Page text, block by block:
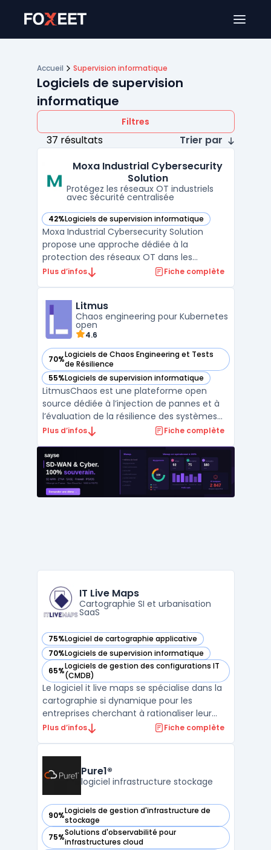
Accueil Supervision informatique
Logiciels de supervision
informatique
Filtres
37 résultats
Trier par
Moxa Industrial Cybersecurity
Solution
Protégez les réseaux OT industriels
avec sécurité centralisée
42%Logiciels de supervision informatique
— voir Moxa Industrial Cybersecurity Solution dans cette
Moxa Industrial Cybersecurity Solution
propose une approche dédiée à la
protection des réseaux OT dans les
environnements industriels, en fournissant
L’augmentation du nombre de connexions
entre équipements industriels et ...
Plus d’infos Fiche complète
Litmus
Chaos engineering pour Kubernetes
open
4.6
70%Logiciels de Chaos Engineering et Tests
de Résilience
— voir Litmus dans cette catégorie
55%Logiciels de supervision informatique
— voir Litmus dans cette catégorie
LitmusChaos est une plateforme open
source dédiée à l’injection de pannes et à
l’évaluation de la résilience des systèmes
Kubernetes à l’aide de scénarios de chaos
équipes SRE, DevOps et QA d’automatiser
l’exécution de tests de résilience en
Plus d’infos Fiche complète
IT Live Maps
Cartographie SI et urbanisation
SaaS
75%Logiciel de cartographie applicative
— voir IT Live Maps dans cette catégorie
70%Logiciels de supervision informatique
— voir IT Live Maps dans cette catégorie
65%Logiciels de gestion des configurations IT
(CMDB)
— voir IT Live Maps dans cette catégorie
Le logiciel it live maps se spécialise dans la
cartographie si dynamique pour les
entreprises cherchant à rationaliser leur
écosystème. Cet outil visualise en temps
compréhension des décideurs. Les
utilisateurs accèdent à une vision tran ...
Plus d’infos Fiche complète
Pure1®
logiciel infrastructure stockage
90%Logiciels de gestion d'infrastructure de
stockage
— voir Pure1® dans cette catégorie
75%Solutions d'observabilité pour
infrastructures cloud
— voir Pure1® dans cette catégorie